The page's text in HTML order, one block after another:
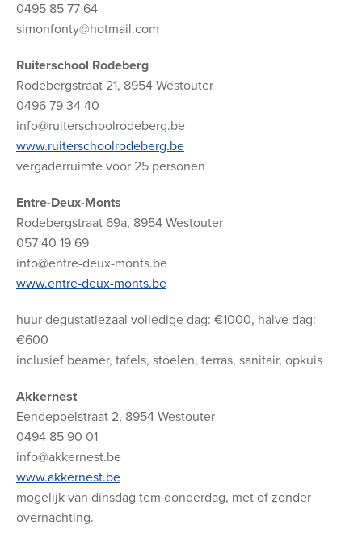
0495 85 77 64
simonfonty@hotmail.com
Ruiterschool Rodeberg
Rodebergstraat 21, 8954 Westouter
0496 79 34 40
info@ruiterschoolrodeberg.be
www.ruiterschoolrodeberg.be
vergaderruimte voor 25 personen
Entre-Deux-Monts
Rodebergstraat 69a, 8954 Westouter
057 40 19 69
info@entre-deux-monts.be
www.entre-deux-monts.be
huur degustatiezaal volledige dag: €1000, halve dag:
€600
inclusief beamer, tafels, stoelen, terras, sanitair, opkuis
Akkernest
Eendepoelstraat 2, 8954 Westouter
0494 85 90 01
info@akkernest.be
www.akkernest.be
mogelijk van dinsdag tem donderdag, met of zonder
overnachting.